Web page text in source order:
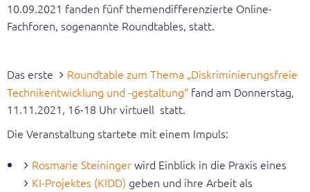
Sachverständigenkommission
Veröffentlichungen
Gleichstellungsbericht
10.09.2021 fanden fünf themendifferenzierte Online-
Fachforen, sogenannte Roundtables, statt.
Das erste
Roundtable zum Thema „Diskriminierungsfreie
Technikentwicklung und -gestaltung“ fand am Donnerstag,
11.11.2021, 16-18 Uhr virtuell statt.
Die Veranstaltung startete mit einem Impuls:
Rosmarie Steiningerwird Einblick in die Praxis eines
KI-Projektes (KIDD) geben und ihre Arbeit als